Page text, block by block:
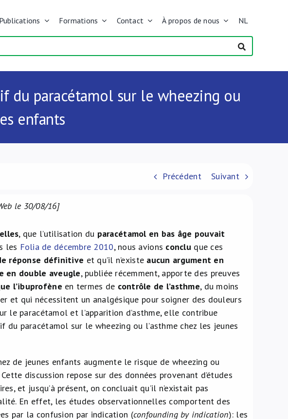
Publications Formations Contact À propos de nous NL
du paracétamol sur le wheezing ou
enfants
Précédent Suivant
le 30/08/16]
, que l’utilisation du paracétamol en bas âge pouvait
les Folia de décembre 2010, nous avions concluque ces
réponse définitive et qu’il n’existe aucun argument en
en double aveugle, publiée récemment, apporte des preuves
l’ibuprofène en termes de contrôle de l’asthme, du moins
et qui nécessitent un analgésique pour soigner des douleurs
paracétamol et l’apparition d’asthme, elle contribue
paracétamol sur le wheezing ou l’asthme chez les jeunes
de jeunes enfants augmente le risque de wheezing ou
discussion repose sur des données provenant d’études
et jusqu’à présent, on concluait qu’il n’existait pas
En effet, les études observationnelles comportent des
par la confusion par indication (confounding by indication): les